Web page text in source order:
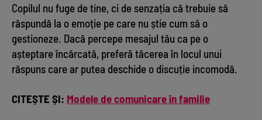
Copilul nu fuge de tine, ci de senzația că trebuie să
răspundă la o emoție pe care nu știe cum să o
gestioneze. Dacă percepe mesajul tău ca pe o
așteptare încărcată, preferă tăcerea în locul unui
răspuns care ar putea deschide o discuție incomodă.
CITEȘTE ȘI: Modele de comunicare în familie